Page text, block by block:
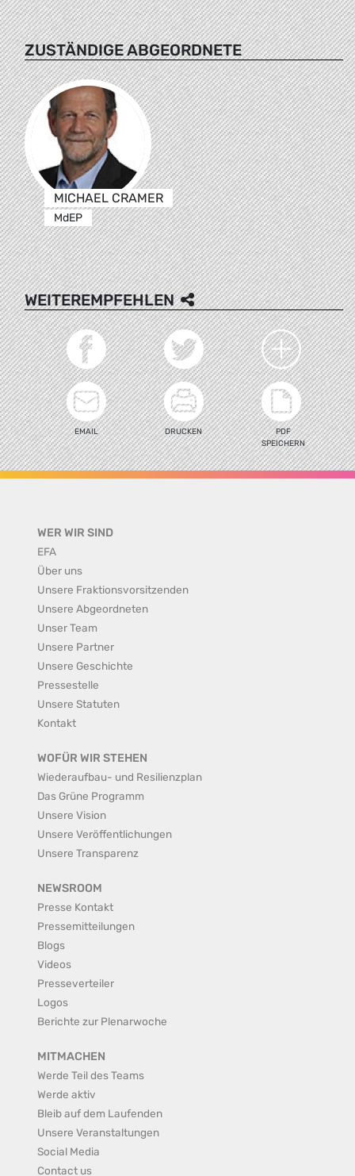
ZUSTÄNDIGE ABGEORDNETE
MICHAEL CRAMER
MdEP
WEITEREMPFEHLEN
EMAIL DRUCKEN
PDF
SPEICHERN
WER WIR SIND
EFA
Über uns
Unsere Fraktionsvorsitzenden
Unsere Abgeordneten
Unser Team
Unsere Partner
Unsere Geschichte
Pressestelle
Unsere Statuten
Kontakt
WOFÜR WIR STEHEN
Wiederaufbau- und Resilienzplan
Das Grüne Programm
Unsere Vision
Unsere Veröffentlichungen
Unsere Transparenz
NEWSROOM
Presse Kontakt
Pressemitteilungen
Blogs
Videos
Presseverteiler
Logos
Berichte zur Plenarwoche
MITMACHEN
Werde Teil des Teams
Werde aktiv
Bleib auf dem Laufenden
Unsere Veranstaltungen
Social Media
Contact us